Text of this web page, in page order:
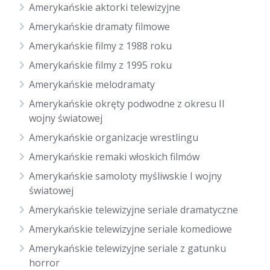
Amerykańskie aktorki telewizyjne
Amerykańskie dramaty filmowe
Amerykańskie filmy z 1988 roku
Amerykańskie filmy z 1995 roku
Amerykańskie melodramaty
Amerykańskie okręty podwodne z okresu II
wojny światowej
Amerykańskie organizacje wrestlingu
Amerykańskie remaki włoskich filmów
Amerykańskie samoloty myśliwskie I wojny
światowej
Amerykańskie telewizyjne seriale dramatyczne
Amerykańskie telewizyjne seriale komediowe
Amerykańskie telewizyjne seriale z gatunku
horror